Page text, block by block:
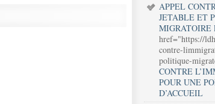
APPEL
JETABLE ET
MIGRATOIRE
href="https://
contre-
politique-
CONTRE
POUR UNE
D’ACCUEIL